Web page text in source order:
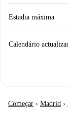
Estadia máxima
Calendário
Começar › Madrid ›